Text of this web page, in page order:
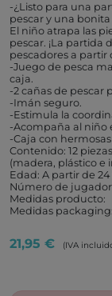
-¿Listo para una
pescar y una
El niño atrapa las
pescar. ¡La partida
pescadores a partir
-Juego de pesca
caja.
-2 cañas de pescar
-Imán seguro.
-Estimula la
-Acompaña al niño
-Caja con
Contenido: 12
(madera, plástico e
Edad: A partir de 24
Número de
Medidas producto:
Medidas
21,95 € (IVA